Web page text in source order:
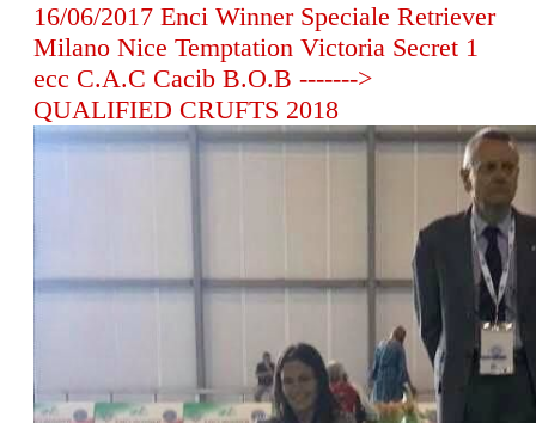
16/06/2017 Enci Winner Speciale Retriever
Milano Nice Temptation Victoria Secret 1
ecc C.A.C Cacib B.O.B ------->
QUALIFIED CRUFTS 2018